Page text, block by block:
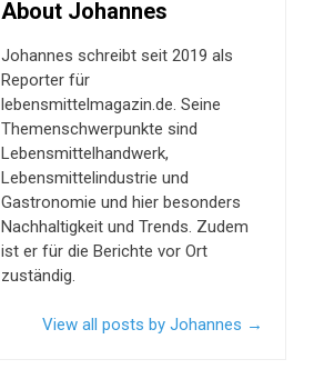
About Johannes
Johannes schreibt seit 2019 als
Reporter für
lebensmittelmagazin.de. Seine
Themenschwerpunkte sind
Lebensmittelhandwerk,
Lebensmittelindustrie und
Gastronomie und hier besonders
Nachhaltigkeit und Trends. Zudem
ist er für die Berichte vor Ort
zuständig.
View all posts by Johannes →